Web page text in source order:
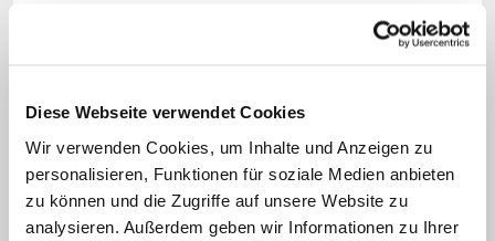
Diese Webseite verwendet Cookies
Wir verwenden Cookies, um Inhalte und Anzeigen zu
personalisieren, Funktionen für soziale Medien anbieten
zu können und die Zugriffe auf unsere Website zu
analysieren. Außerdem geben wir Informationen zu Ihrer
nicht die einzige Lösung sein, "diedie
diesen
Bischöfe.
Zu den Unterzeichnern des Appells
gehören der griechisch-melkitische